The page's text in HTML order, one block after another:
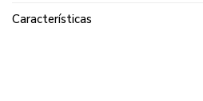
Características